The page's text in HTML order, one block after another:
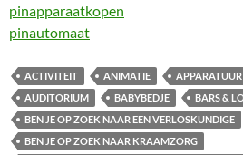
pinapparaatkopen
pinautomaat
ACTIVITEIT ANIMATIE APPARATUUR
AUDITORIUM
BABYBEDJE
BARS &
BEN JE OP ZOEK NAAR EEN VERLOSKUNDIGE
BEN JE OP ZOEK NAAR KRAAMZORG